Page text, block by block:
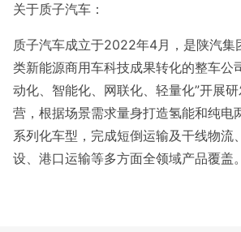
关于质子汽车：
质子汽车成立于2022年4月，是陕汽集
类新能源商用车科技成果转化的整车公
动化、智能化、网联化、轻量化”开展
营，根据场景需求量身打造氢能和纯电
系列化车型，完成短倒运输及干线物流
设、港口运输等多方面全领域产品覆盖。